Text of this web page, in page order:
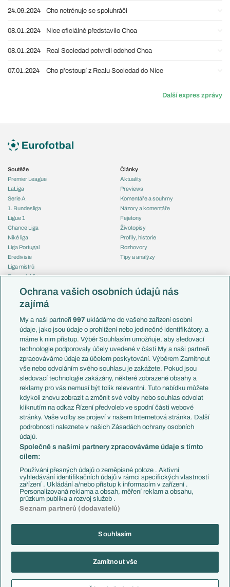
24.09.2024 Cho netrénuje se spoluhráči
08.01.2024 Nice oficiálně představilo Choa
08.01.2024 Real Sociedad potvrdil odchod Choa
07.01.2024 Cho přestoupí z Realu Sociedad do Nice
Další expres zprávy
Soutěže
Premier League
LaLiga
Serie A
1. Bundesliga
Ligue 1
Chance Liga
Niké liga
Liga Portugal
Eredivisie
Liga mistrů
Evropská liga
Mistrovství světa
Liga národů
Témata
Představení týmů MS
EuroSkauting
PL v kostce
Evropské koeficienty
Přestupy
Přestupové spekulace
Zranění
Kluby
Arsenal FC
Chelsea FC
Manchester United
AC Milán
Juventus FC
Bayern Mnichov
FC Barcelona
Real Madrid
Články
Aktuality
Previews
Komentáře a souhrny
Názory a komentáře
Fejetony
Životopisy
Profily, historie
Rozhovory
Tipy a analýzy
Česko
Francie
Itálie
Německo
Španělsko
Argentina
Brazílie
Přestupy
Zápasy
Livescore
Tipovací soutěž
Copyright © 2001-2026 EuroFotbal.cz. Využíváme zpravodajství ČTK.
Informace o zpracování osobních údajů
Ochrana vašich osobních údajů nás
zajímá
My a naši partneři997 ukládáme do vašeho zařízení osobní
údaje, jako jsou údaje o prohlížení nebo jedinečné identifikátory, a
máme k nim přístup. Výběr Souhlasím umožňuje, aby sledovací
technologie podporovaly účely uvedené v části My a naši partneři
zpracováváme údaje za účelem poskytování. Výběrem Zamítnout
vše nebo odvoláním svého souhlasu je zakážete. Pokud jsou
sledovací technologie zakázány, některé zobrazené obsahy a
reklamy pro vás nemusí být tolik relevantní. Tuto nabídku můžete
kdykoli znovu zobrazit a změnit své volby nebo souhlas odvolat
kliknutím na odkaz Řízení předvoleb ve spodní části webové
stránky. Vaše volby se projeví v našem Internetová stránka. Další
podrobnosti naleznete v našich Zásadách ochrany osobních
údajů.
Společně s našimi partnery zpracováváme údaje s tímto
cílem:
Používání přesných údajů o zeměpisné poloze . Aktivní
vyhledávání identifikačních údajů v rámci specifických vlastností
zařízení . Ukládání a/nebo přístup k informacím v zařízení .
Personalizovaná reklama a obsah, měření reklam a obsahu,
průzkum publika a rozvoj služeb .
Seznam partnerů (dodavatelů)
Souhlasím
Zamítnout vše